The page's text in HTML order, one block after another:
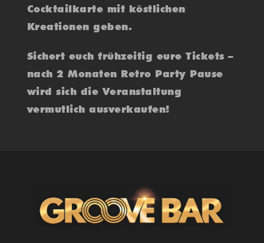
Cocktailkarte mit köstlichen
Kreationen geben.
Sichert euch frühzeitig eure Tickets –
nach 2 Monaten Retro Party Pause
wird sich die Veranstaltung
vermutlich ausverkaufen!